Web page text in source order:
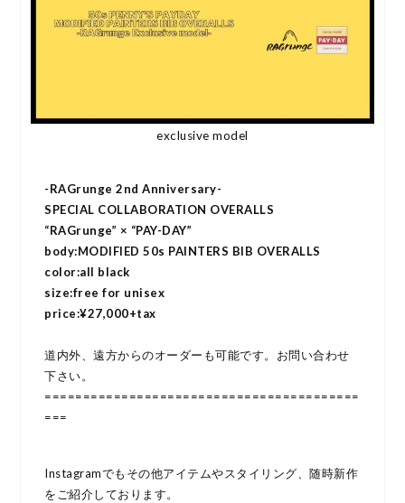
exclusive model
-RAGrunge 2nd Anniversary-
SPECIAL COLLABORATION OVERALLS
“RAGrunge” × “PAY-DAY”
body:MODIFIED 50s PAINTERS BIB OVERALLS
color:all black
size:free for unisex
price:¥27,000+tax
道内外、遠方からのオーダーも可能です。お問い合わせ
下さい。
=========================================
===
Instagramでもその他アイテムやスタイリング、随時新作
をご紹介しております。